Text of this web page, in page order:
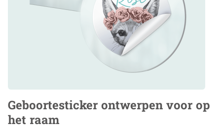
Geboortesticker ontwerpen voor op
het raam